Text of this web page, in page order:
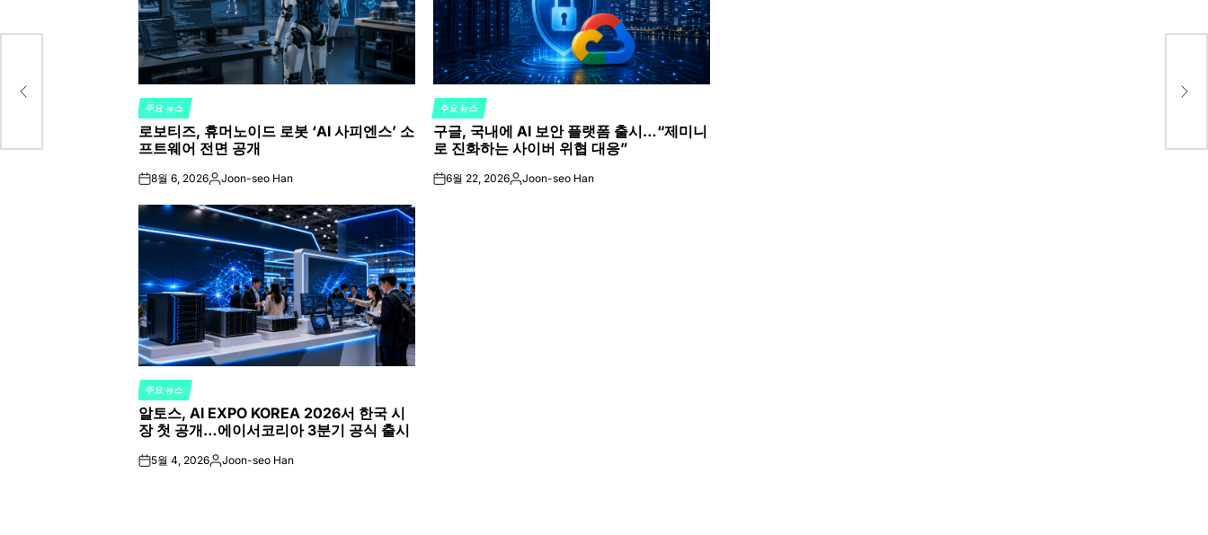
POSTED
IN
주요 뉴스
로보티즈, 휴머노이드 로봇 ‘AI 사피엔스’ 소
프트웨어 전면 공개
on8월 6, 2026Posted
Joon-seo Han
POSTED
IN
주요 뉴스
구글, 국내에 AI 보안 플랫폼 출시…“제미니
로 진화하는 사이버 위협 대응”
on6월 22, 2026Posted
Joon-seo Han
POSTED
IN
주요 뉴스
알토스, AI EXPO KOREA 2026서 한국 시
장 첫 공개…에이서코리아 3분기 공식 출시
on5월 4, 2026Posted
Joon-seo Han
로